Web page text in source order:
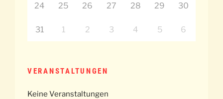
24 25 26 27 28 29 30
31 1 2 3 4 5 6
VERANSTALTUNGEN
Keine Veranstaltungen